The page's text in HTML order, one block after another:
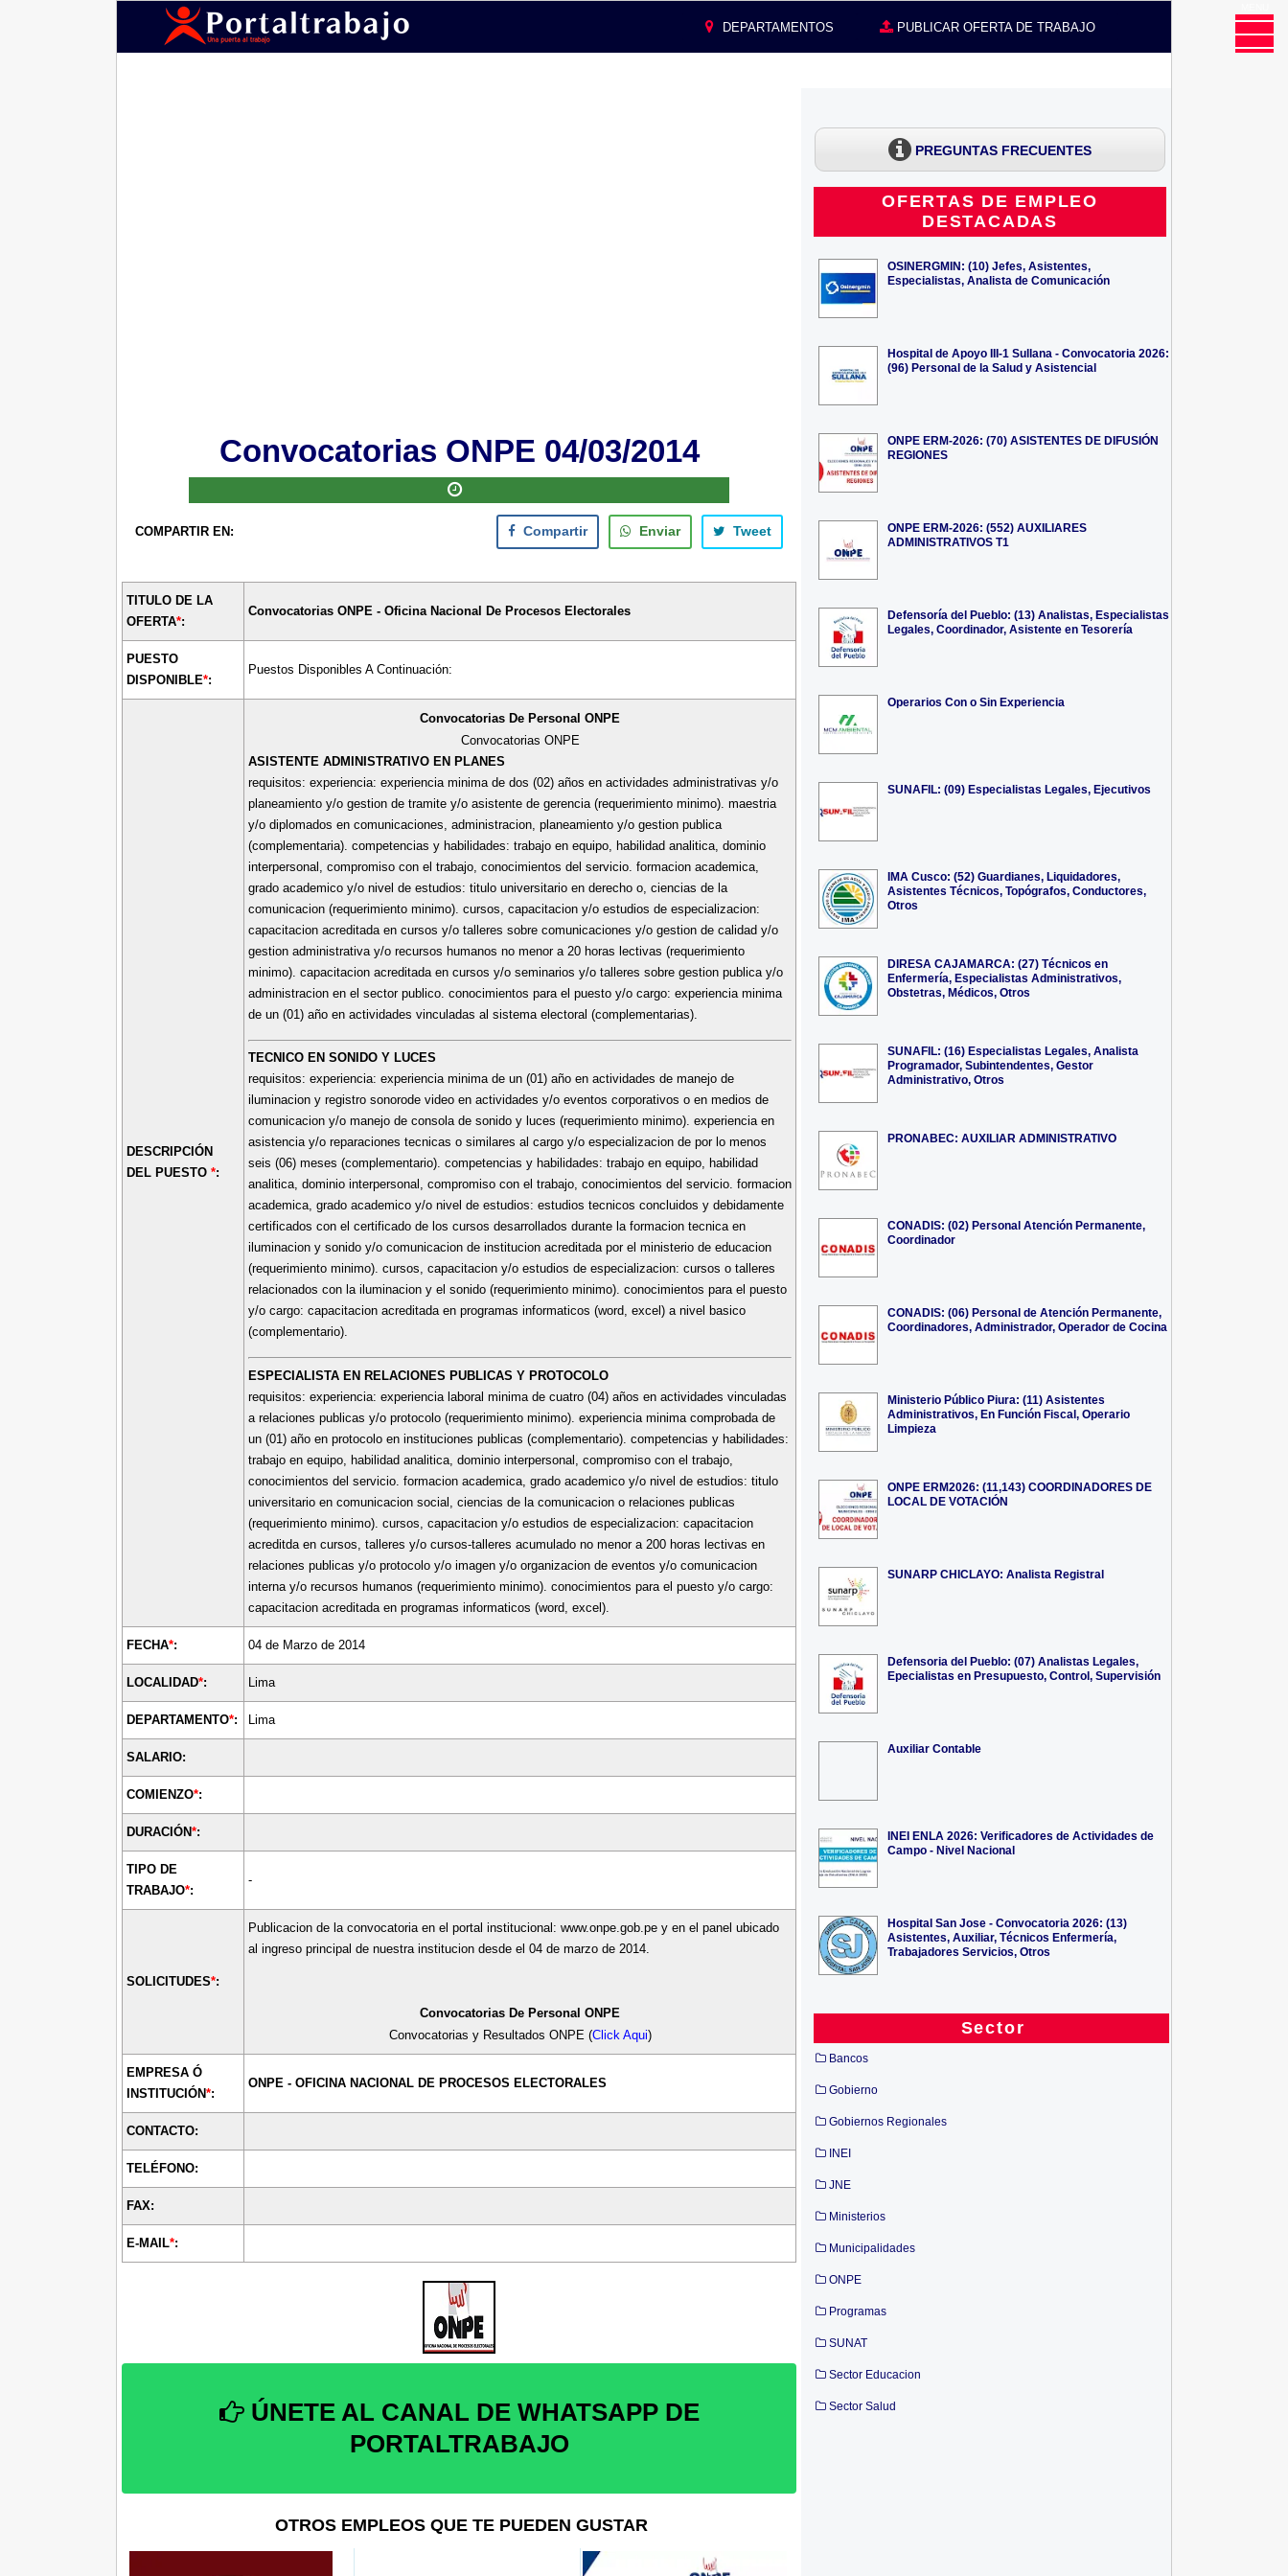
DEPARTAMENTOS PUBLICAR OFERTA DE TRABAJO
Convocatorias ONPE 04/03/2014
COMPARTIR EN: Compartir Enviar Tweet
TITULO DE LA
OFERTA*:
Convocatorias ONPE - Oficina Nacional De Procesos Electorales
PUESTO
DISPONIBLE*:
Puestos Disponibles A Continuación:
DESCRIPCIÓN
DEL PUESTO *:
Convocatorias De Personal ONPE
Convocatorias ONPE
ASISTENTE ADMINISTRATIVO EN PLANES
requisitos: experiencia: experiencia minima de dos (02) años en actividades administrativas y/o
planeamiento y/o gestion de tramite y/o asistente de gerencia (requerimiento minimo). maestria
y/o diplomados en comunicaciones, administracion, planeamiento y/o gestion publica
(complementaria). competencias y habilidades: trabajo en equipo, habilidad analitica, dominio
interpersonal, compromiso con el trabajo, conocimientos del servicio. formacion academica,
grado academico y/o nivel de estudios: titulo universitario en derecho o, ciencias de la
comunicacion (requerimiento minimo). cursos, capacitacion y/o estudios de especializacion:
capacitacion acreditada en cursos y/o talleres sobre comunicaciones y/o gestion de calidad y/o
gestion administrativa y/o recursos humanos no menor a 20 horas lectivas (requerimiento
minimo). capacitacion acreditada en cursos y/o seminarios y/o talleres sobre gestion publica y/o
administracion en el sector publico. conocimientos para el puesto y/o cargo: experiencia minima
de un (01) año en actividades vinculadas al sistema electoral (complementarias).
TECNICO EN SONIDO Y LUCES
requisitos: experiencia: experiencia minima de un (01) año en actividades de manejo de
iluminacion y registro sonorode video en actividades y/o eventos corporativos o en medios de
comunicacion y/o manejo de consola de sonido y luces (requerimiento minimo). experiencia en
asistencia y/o reparaciones tecnicas o similares al cargo y/o especializacion de por lo menos
seis (06) meses (complementario). competencias y habilidades: trabajo en equipo, habilidad
analitica, dominio interpersonal, compromiso con el trabajo, conocimientos del servicio. formacion
academica, grado academico y/o nivel de estudios: estudios tecnicos concluidos y debidamente
certificados con el certificado de los cursos desarrollados durante la formacion tecnica en
iluminacion y sonido y/o comunicacion de institucion acreditada por el ministerio de educacion
(requerimiento minimo). cursos, capacitacion y/o estudios de especializacion: cursos o talleres
relacionados con la iluminacion y el sonido (requerimiento minimo). conocimientos para el puesto
y/o cargo: capacitacion acreditada en programas informaticos (word, excel) a nivel basico
(complementario).
ESPECIALISTA EN RELACIONES PUBLICAS Y PROTOCOLO
requisitos: experiencia: experiencia laboral minima de cuatro (04) años en actividades vinculadas
a relaciones publicas y/o protocolo (requerimiento minimo). experiencia minima comprobada de
un (01) año en protocolo en instituciones publicas (complementario). competencias y habilidades:
trabajo en equipo, habilidad analitica, dominio interpersonal, compromiso con el trabajo,
conocimientos del servicio. formacion academica, grado academico y/o nivel de estudios: titulo
universitario en comunicacion social, ciencias de la comunicacion o relaciones publicas
(requerimiento minimo). cursos, capacitacion y/o estudios de especializacion: capacitacion
acreditda en cursos, talleres y/o cursos-talleres acumulado no menor a 200 horas lectivas en
relaciones publicas y/o protocolo y/o imagen y/o organizacion de eventos y/o comunicacion
interna y/o recursos humanos (requerimiento minimo). conocimientos para el puesto y/o cargo:
capacitacion acreditada en programas informaticos (word, excel).
FECHA*: 04 de Marzo de 2014
LOCALIDAD*: Lima
DEPARTAMENTO*: Lima
SALARIO:
COMIENZO*:
DURACIÓN*:
TIPO DE
TRABAJO*:
-
SOLICITUDES*:
Publicacion de la convocatoria en el portal institucional: www.onpe.gob.pe y en el panel ubicado
al ingreso principal de nuestra institucion desde el 04 de marzo de 2014.
Convocatorias De Personal ONPE
Convocatorias y Resultados ONPE (Click Aqui)
EMPRESA Ó
INSTITUCIÓN*:
ONPE - OFICINA NACIONAL DE PROCESOS ELECTORALES
CONTACTO:
TELÉFONO:
FAX:
E-MAIL*:
ÚNETE AL CANAL DE WHATSAPP DE
PORTALTRABAJO
OTROS EMPLEOS QUE TE PUEDEN GUSTAR
PREGUNTAS FRECUENTES
OFERTAS DE EMPLEO
DESTACADAS
OSINERGMIN: (10) Jefes, Asistentes,
Especialistas, Analista de Comunicación
Hospital de Apoyo III-1 Sullana - Convocatoria 2026:
(96) Personal de la Salud y Asistencial
ONPE ERM-2026: (70) ASISTENTES DE DIFUSIÓN
REGIONES
ONPE ERM-2026: (552) AUXILIARES
ADMINISTRATIVOS T1
Defensoría del Pueblo: (13) Analistas, Especialistas
Legales, Coordinador, Asistente en Tesorería
Operarios Con o Sin Experiencia
SUNAFIL: (09) Especialistas Legales, Ejecutivos
IMA Cusco: (52) Guardianes, Liquidadores,
Asistentes Técnicos, Topógrafos, Conductores,
Otros
DIRESA CAJAMARCA: (27) Técnicos en
Enfermería, Especialistas Administrativos,
Obstetras, Médicos, Otros
SUNAFIL: (16) Especialistas Legales, Analista
Programador, Subintendentes, Gestor
Administrativo, Otros
PRONABEC: AUXILIAR ADMINISTRATIVO
CONADIS: (02) Personal Atención Permanente,
Coordinador
CONADIS: (06) Personal de Atención Permanente,
Coordinadores, Administrador, Operador de Cocina
Ministerio Público Piura: (11) Asistentes
Administrativos, En Función Fiscal, Operario
Limpieza
ONPE ERM2026: (11,143) COORDINADORES DE
LOCAL DE VOTACIÓN
SUNARP CHICLAYO: Analista Registral
Defensoria del Pueblo: (07) Analistas Legales,
Epecialistas en Presupuesto, Control, Supervisión
Auxiliar Contable
INEI ENLA 2026: Verificadores de Actividades de
Campo - Nivel Nacional
Hospital San Jose - Convocatoria 2026: (13)
Asistentes, Auxiliar, Técnicos Enfermería,
Trabajadores Servicios, Otros
Sector
Bancos
Gobierno
Gobiernos Regionales
INEI
JNE
Ministerios
Municipalidades
ONPE
Programas
SUNAT
Sector Educacion
Sector Salud